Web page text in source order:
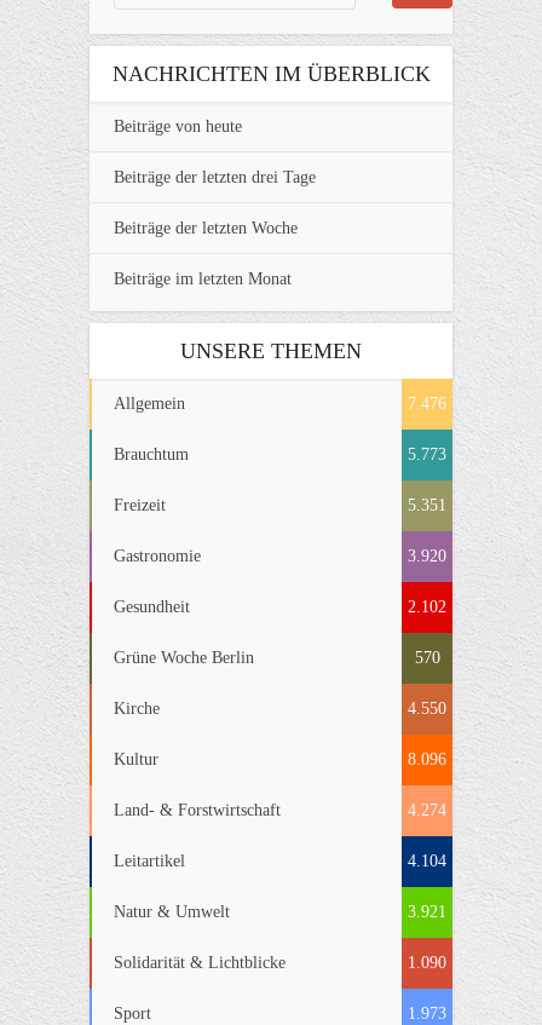
NACHRICHTEN IM ÜBERBLICK
Beiträge von heute
Beiträge der letzten drei Tage
Beiträge der letzten Woche
Beiträge im letzten Monat
UNSERE THEMEN
Allgemein 7.476
Brauchtum 5.773
Freizeit 5.351
Gastronomie 3.920
Gesundheit 2.102
Grüne Woche Berlin 570
Kirche 4.550
Kultur 8.096
Land- & Forstwirtschaft 4.274
Leitartikel 4.104
Natur & Umwelt 3.921
Solidarität & Lichtblicke 1.090
Sport 1.973